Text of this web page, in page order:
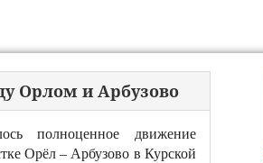
Орлом и Арбузово
полноценное движение
Орёл – Арбузово в Курской